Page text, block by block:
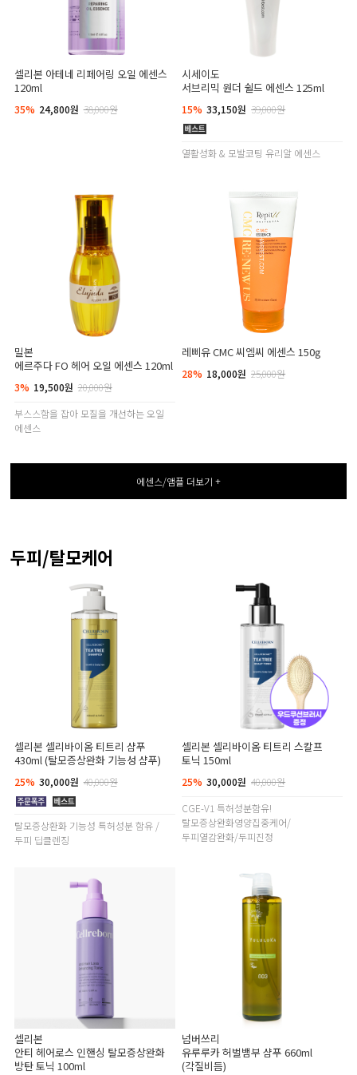
셀리본 아테네 리페어링 오일 에센스
120ml
35% 24,800원 38,000원
시세이도
서브리믹 원더 쉴드 에센스 125ml
15% 33,150원 39,000원
열활성화 & 모발코팅 유리알 에센스
밀본
에르주다 FO 헤어 오일 에센스 120ml
3% 19,500원 20,000원
부스스함을 잡아 모질을 개선하는 오일
에센스
레삐유 CMC 씨엠씨 에센스 150g
28% 18,000원 25,000원
에센스/앰플 더보기 +
두피/탈모케어
셀리본 셀리바이옴 티트리 샴푸
430ml (탈모증상완화 기능성 샴푸)
25% 30,000원 40,000원
탈모증상환화 기능성 특허성분 함유 /
두피 딥클렌징
셀리본 셀리바이옴 티트리 스칼프
토닉 150ml
25% 30,000원 40,000원
CGE-V1 특허성분함유!
탈모증상완화영양집중케어/
두피열감완화/두피진정
셀리본
안티 헤어로스 인핸싱 탈모증상완화
방탄 토닉 100ml
넘버쓰리
유루루카 허벌뱀부 샴푸 660ml
(각질비듬)